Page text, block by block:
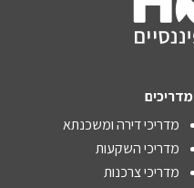
מדריכים
מדריכי דירה ומשכנתא
מדריכי השקעות
מדריכי צרכנות